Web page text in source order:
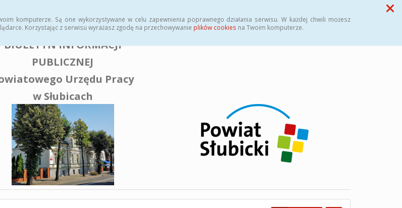
komputerze. Są one wykorzystywane w celu zapewnienia poprawnego działania serwisu. W każdej chwili możesz
Korzystając z serwisu wyrażasz zgodę na przechowywanie plików cookies na Twoim komputerze.
Przycisk wyszukaj duży
BIULETYN INFORMACJI
PUBLICZNEJ
Urzędu Pracy
w Słubicach